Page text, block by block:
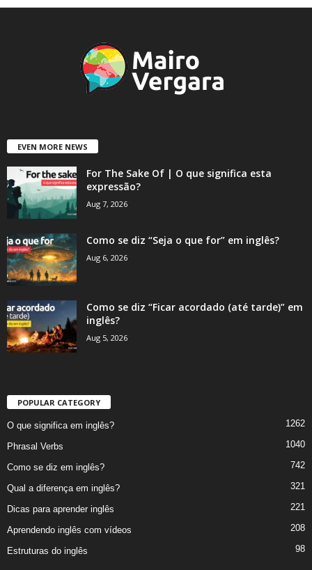
EVEN MORE NEWS
For The Sake Of | O que significa esta
expressão?
Aug 7, 2026
Como se diz “Seja o que for” em inglês?
Aug 6, 2026
Como se diz “Ficar acordado (até tarde)” em
inglês?
Aug 5, 2026
POPULAR CATEGORY
O que significa em inglês? 1262
Phrasal Verbs 1040
Como se diz em inglês? 742
Qual a diferença em inglês? 321
Dicas para aprender inglês 221
Aprendendo inglês com vídeos 208
Estruturas do inglês 98